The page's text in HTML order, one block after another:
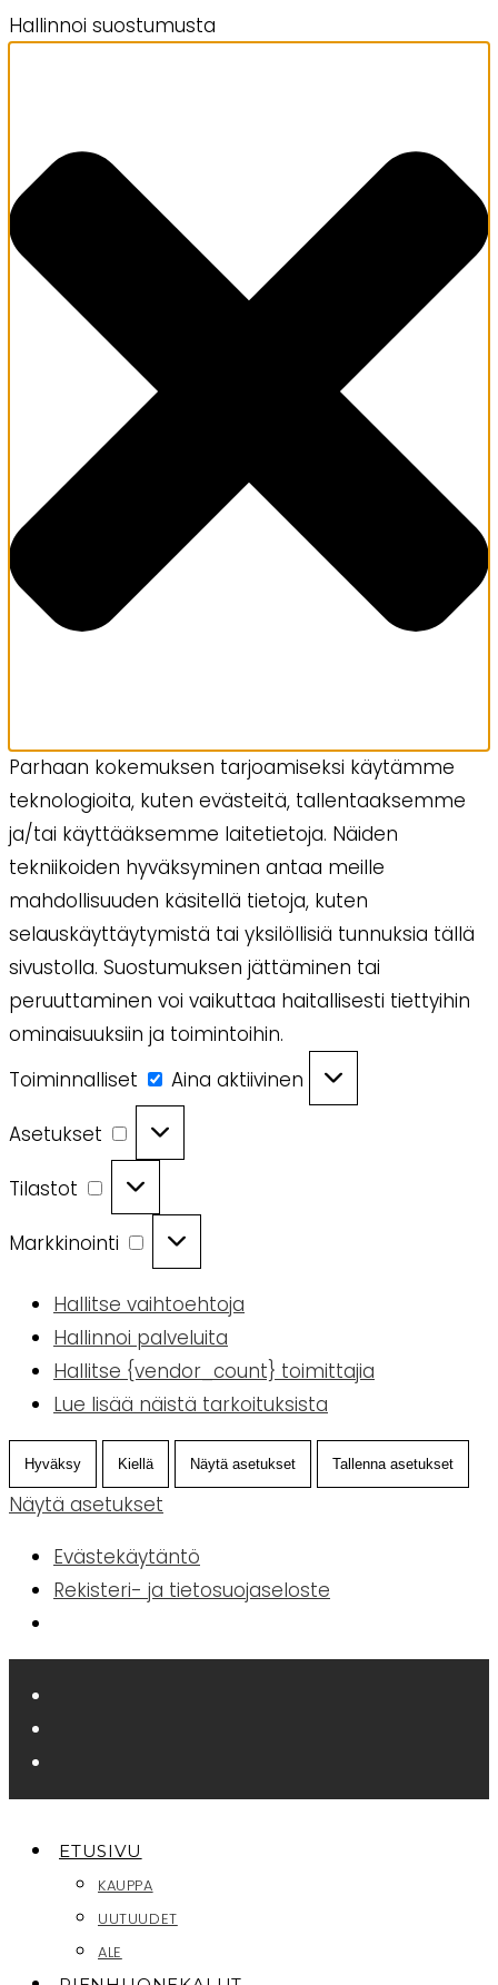
Hallinnoi suostumusta
Parhaan kokemuksen tarjoamiseksi käytämme
teknologioita, kuten evästeitä, tallentaaksemme
ja/tai käyttääksemme laitetietoja. Näiden
tekniikoiden hyväksyminen antaa meille
mahdollisuuden käsitellä tietoja, kuten
selauskäyttäytymistä tai yksilöllisiä tunnuksia tällä
sivustolla. Suostumuksen jättäminen tai
peruuttaminen voi vaikuttaa haitallisesti tiettyihin
ominaisuuksiin ja toimintoihin.
Toiminnalliset
Toiminnalliset
Aina aktiivinen
Asetukset Asetukset
Tilastot Tilastot
Markkinointi Markkinointi
Hallitse vaihtoehtoja
Hallinnoi palveluita
Hallitse {vendor_count} toimittajia
Lue lisää näistä tarkoituksista
Hyväksy Kiellä Näytä asetukset Tallenna asetukset
Näytä asetukset
Evästekäytäntö
Rekisteri- ja tietosuojaseloste
suoraan
sisältöön
ETUSIVU
KAUPPA
UUTUUDET
ALE